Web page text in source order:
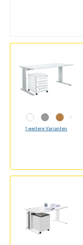
1 weitere Varianten